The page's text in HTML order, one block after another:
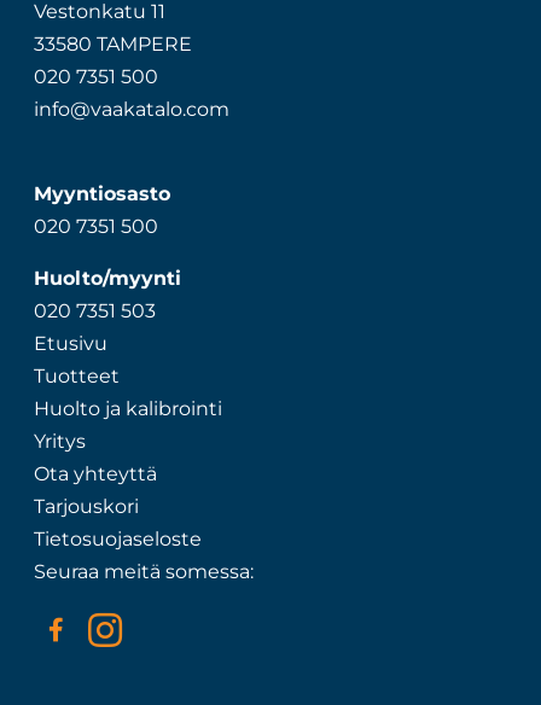
Vestonkatu 11
33580 TAMPERE
020 7351 500
info@vaakatalo.com
Myyntiosasto
020 7351 500
Huolto/myynti
020 7351 503
Etusivu
Tuotteet
Huolto ja kalibrointi
Yritys
Ota yhteyttä
Tarjouskori
Tietosuojaseloste
Seuraa meitä somessa: